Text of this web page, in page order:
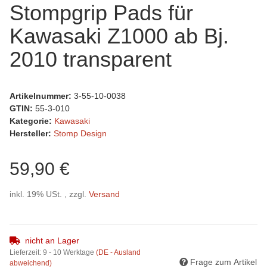
Stompgrip Pads für
Kawasaki Z1000 ab Bj.
2010 transparent
Artikelnummer: 3-55-10-0038
GTIN: 55-3-010
Kategorie: Kawasaki
Hersteller: Stomp Design
59,90 €
inkl. 19% USt. , zzgl. Versand
nicht an Lager
Lieferzeit: 9 - 10 Werktage (DE - Ausland
abweichend)
Frage zum Artikel